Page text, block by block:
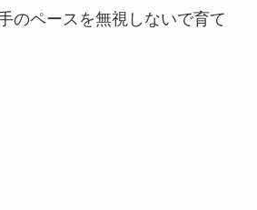
のペースを無視しないで育て